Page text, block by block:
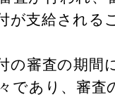
が支給される
の審査の期間
であり、審査